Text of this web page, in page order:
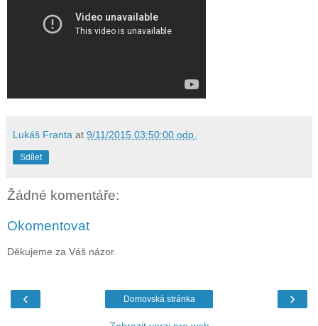
Lukáš Franta at 9/11/2015 03:50:00 odp.
Sdílet
Žádné komentáře:
Okomentovat
Děkujeme za Váš názor.
‹ ›
Domovská stránka